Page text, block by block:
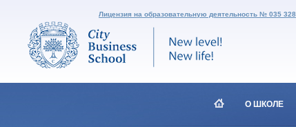
Лицензия на образовательную деятельность № 035 328
О ШКОЛЕ